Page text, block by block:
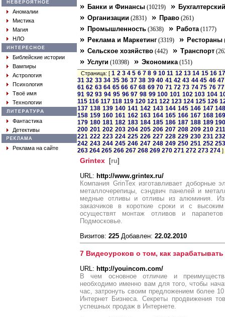
Аномалии
Мистика
Магия
НЛО
Библейские истории
Вампиры
Астрология
Психология
Твоё имя
Технологии
Фантастика
Детективы
Реклама на сайте
» Банки и Финансы (10219) »
» Организации (2831) » Право (261)
» Промышленность (3638) » Работа(1177)
» Реклама и Маркетинг (3319) » Рестораны
» Сельское хозяйство (442) » Транспорт
» Услуги (10398) » Экономика(151)
Страница: [1 2 3 4 5 6 7 8 9 10 11 12 13 14 15 16
31 32 33 34 35 36 37 38 39 40 41 42 43 44 45 46 47
61 62 63 64 65 66 67 68 69 70 71 72 73 74 75 76 77
91 92 93 94 95 96 97 98 99 100 101 102 103 104
115 116 117 118 119 120 121 122 123 124 125 126
137 138 139 140 141 142 143 144 145 146 147
158 159 160 161 162 163 164 165 166 167 168
179 180 181 182 183 184 185 186 187 188 189
200 201 202 203 204 205 206 207 208 209 210 211
221 222 223 224 225 226 227 228 229 230 231
242 243 244 245 246 247 248 249 250 251 252
263 264 265 266 267 268 269 270 271 272 273 274 ]
Grintex [ru]
URL: http://www.grintex.ru/
Компания GrinTex изготавливает доборные
металлочерепицы, сэндвич панелей и
медные отливы и отливы из алюминия.
заказчиков в короткие сроки и с
осуществят монтаж отливов и
Подмосковье.
Визитов: 225 Добавлен: 22.02.2010
7 Видеоуроков о том, как
URL: http://youincom.com/
В чем основное отличие и
необходимо именно вам для того, чтобы
час, затронуть своим предложением более
Интернет Бизнеса. Секреты продвижения
успешных продаж в Интернете.